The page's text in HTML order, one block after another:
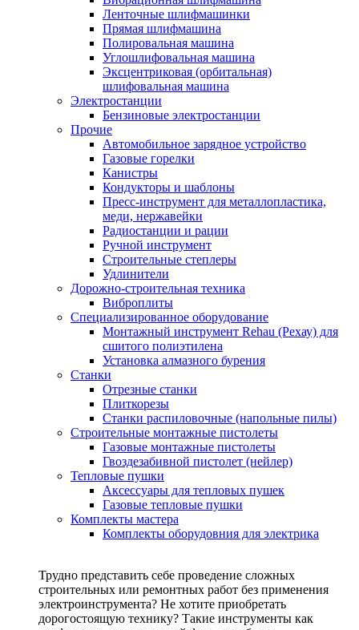
Ленточные шлифмашинки
Прямая шлифмашина
Полировальная машина
Углошлифовальная машина
Эксцентриковая (орбитальная)
шлифовальная машина
Электростанции
Бензиновые электростанции
Прочие
Автомобильное зарядное устройство
Газовые горелки
Канистры
Кондукторы и шаблоны
Пресс-инструмент для металлопластика,
меди, нержавейки
Радиостанции и рации
Ручной инструмент
Строительные степлеры
Удлинители
Дорожно-строительная техника
Виброплиты
Специализированное оборудование
Монтажный инструмент Rehau (Рехау) для
сшитого полиэтилена
Установка алмазного бурения
Станки
Отрезные станки
Плиткорезы
Станки распиловочные (напольные пилы)
Строительные монтажные пистолеты
Газовые монтажные пистолеты
Гвоздезабивной пистолет (нейлер)
Тепловые пушки
Аксессуары для тепловых пушек
Газовые тепловые пушки
Комплекты мастера
Комплекты оборудовния для электрика
Трудно представить себе проведение сложных
строительных или ремонтных работ без применения
электроинструмента? Не хотите приобретать
дорогостоящую технику? Такие инструменты как